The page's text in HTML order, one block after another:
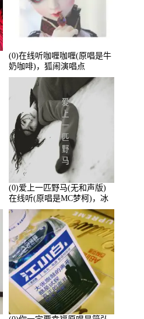
(0)在线听咖喱咖喱(原唱是牛
奶咖啡)，狐闹演唱点
播:287579次
(0)爱上一匹野马(无和声版)
在线听(原唱是MC梦柯)，冰
鑫Asce演唱点播:178815次